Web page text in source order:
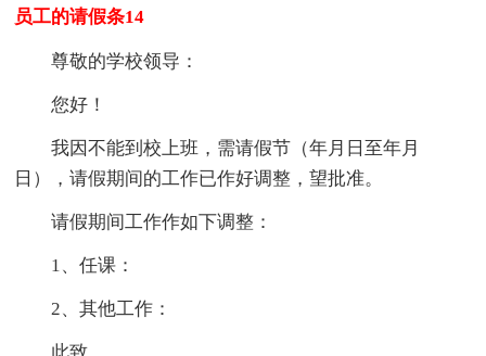
员工的请假条14
尊敬的学校领导：
您好！
我因不能到校上班，需请假节（年月日至年月
日），请假期间的工作已作好调整，望批准。
请假期间工作作如下调整：
1、任课：
2、其他工作：